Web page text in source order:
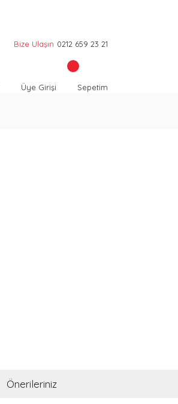
Bize Ulaşın 0212 659 23 21
Üye Girişi Sepetim
Önerileriniz